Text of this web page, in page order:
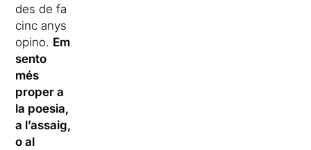
des de fa
cinc anys
opino. Em
sento
més
proper a
la poesia,
a l’assaig,
o al